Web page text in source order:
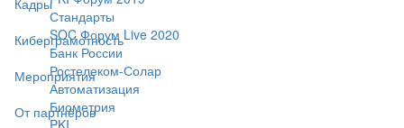
Кадры
Киберграмотность
Мероприятия
От партнёров
Стандарты
SOC Форум Live 2020
Банк России
Ростелеком-Солар
Автоматизация
Биометрия
PKI